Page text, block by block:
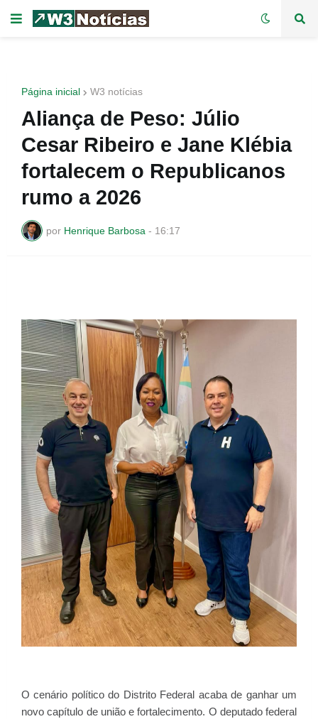
Página inicial W3 notícias
Aliança de Peso: Júlio
Cesar Ribeiro e Jane Klébia
fortalecem o Republicanos
rumo a 2026
por Henrique Barbosa - 16:17
O cenário político do Distrito Federal acaba de ganhar um
novo capítulo de união e fortalecimento. O deputado federal